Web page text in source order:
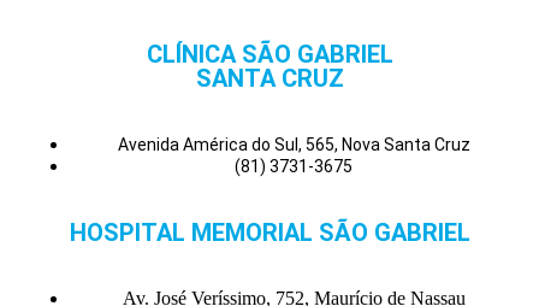
CLÍNICA SÃO GABRIEL
SANTA CRUZ
Avenida América do Sul, 565, Nova Santa Cruz
(81) 3731-3675
HOSPITAL MEMORIAL SÃO GABRIEL
Av. José Veríssimo, 752, Maurício de Nassau